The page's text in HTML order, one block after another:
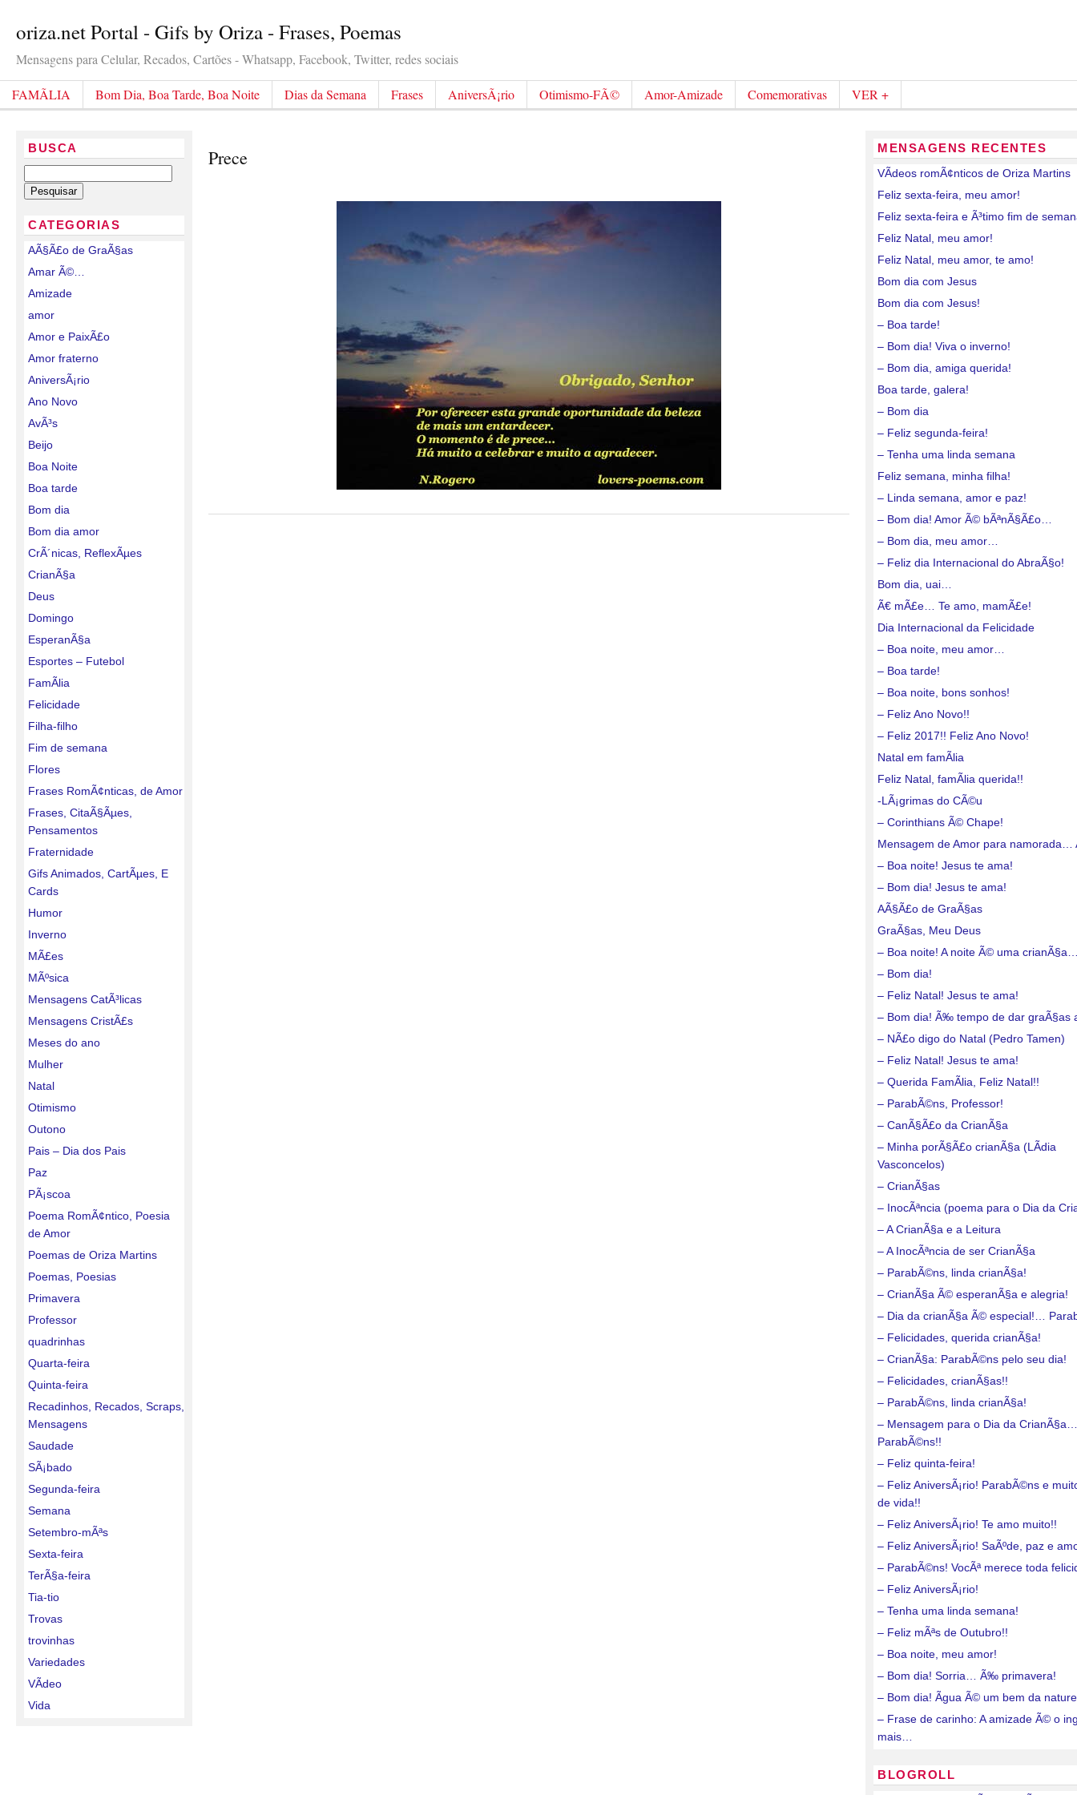
oriza.net Portal - Gifs by Oriza - Frases, Poemas
Mensagens para Celular, Recados, Cartões - Whatsapp, Facebook, Twitter, redes sociais
FAMÃLIA Bom Dia, Boa Tarde, Boa Noite Dias da Semana Frases AniversÃ¡rio Otimismo-FÃ© Amor-Amizade Comemorativas VER +
BUSCA
CATEGORIAS
AÃ§Ã£o de GraÃ§as
Amar Ã©…
Amizade
amor
Amor e PaixÃ£o
Amor fraterno
AniversÃ¡rio
Ano Novo
AvÃ³s
Beijo
Boa Noite
Boa tarde
Bom dia
Bom dia amor
CrÃ´nicas, ReflexÃµes
CrianÃ§a
Deus
Domingo
EsperanÃ§a
Esportes – Futebol
FamÃ­lia
Felicidade
Filha-filho
Fim de semana
Flores
Frases RomÃ¢nticas, de Amor
Frases, CitaÃ§Ãµes,
Pensamentos
Fraternidade
Gifs Animados, CartÃµes, E
Cards
Humor
Inverno
MÃ£es
MÃºsica
Mensagens CatÃ³licas
Mensagens CristÃ£s
Meses do ano
Mulher
Natal
Otimismo
Outono
Pais – Dia dos Pais
Paz
PÃ¡scoa
Poema RomÃ¢ntico, Poesia
de Amor
Poemas de Oriza Martins
Poemas, Poesias
Primavera
Professor
quadrinhas
Quarta-feira
Quinta-feira
Recadinhos, Recados, Scraps,
Mensagens
Saudade
SÃ¡bado
Segunda-feira
Semana
Setembro-mÃªs
Sexta-feira
TerÃ§a-feira
Tia-tio
Trovas
trovinhas
Variedades
VÃ­deo
Vida
Prece MENSAGENS RECENTES
VÃ­deos romÃ¢nticos de Oriza Martins
Feliz sexta-feira, meu amor!
Feliz sexta-feira e Ã³timo fim de
Feliz Natal, meu amor!
Feliz Natal, meu amor, te amo!
Bom dia com Jesus
Bom dia com Jesus!
– Boa tarde!
– Bom dia! Viva o inverno!
– Bom dia, amiga querida!
Boa tarde, galera!
– Bom dia
– Feliz segunda-feira!
– Tenha uma linda semana
Feliz semana, minha filha!
– Linda semana, amor e paz!
– Bom dia! Amor Ã© bÃªnÃ§Ã£o…
– Bom dia, meu amor…
– Feliz dia Internacional do AbraÃ§o!
Bom dia, uai…
Ã€ mÃ£e… Te amo, mamÃ£e!
Dia Internacional da Felicidade
– Boa noite, meu amor…
– Boa tarde!
– Boa noite, bons sonhos!
– Feliz Ano Novo!!
– Feliz 2017!! Feliz Ano Novo!
Natal em famÃ­lia
Feliz Natal, famÃ­lia querida!!
-LÃ¡grimas do CÃ©u
– Corinthians Ã© Chape!
Mensagem de Amor para namorada…
– Boa noite! Jesus te ama!
– Bom dia! Jesus te ama!
AÃ§Ã£o de GraÃ§as
GraÃ§as, Meu Deus
– Boa noite! A noite Ã© uma
– Bom dia!
– Feliz Natal! Jesus te ama!
– Bom dia! Ã‰ tempo de dar graÃ§as
– NÃ£o digo do Natal (Pedro Tamen)
– Feliz Natal! Jesus te ama!
– Querida FamÃ­lia, Feliz Natal!!
– ParabÃ©ns, Professor!
– CanÃ§Ã£o da CrianÃ§a
– Minha porÃ§Ã£o crianÃ§a (LÃ­dia
Vasconcelos)
– CrianÃ§as
– InocÃªncia (poema para o Dia da
– A CrianÃ§a e a Leitura
– A InocÃªncia de ser CrianÃ§a
– ParabÃ©ns, linda crianÃ§a!
– CrianÃ§a Ã© esperanÃ§a e alegria!
– Dia da crianÃ§a Ã© especial!…
– Felicidades, querida crianÃ§a!
– CrianÃ§a: ParabÃ©ns pelo seu dia!
– Felicidades, crianÃ§as!!
– ParabÃ©ns, linda crianÃ§a!
– Mensagem para o Dia da CrianÃ§a…
ParabÃ©ns!!
– Feliz quinta-feira!
– Feliz AniversÃ¡rio! ParabÃ©ns e
de vida!!
– Feliz AniversÃ¡rio! Te amo muito!!
– Feliz AniversÃ¡rio! SaÃºde, paz e
– ParabÃ©ns! VocÃª merece toda
– Feliz AniversÃ¡rio!
– Tenha uma linda semana!
– Feliz mÃªs de Outubro!!
– Boa noite, meu amor!
– Bom dia! Sorria… Ã‰ primavera!
– Bom dia! Ãgua Ã© um bem da
– Frase de carinho: A amizade Ã© o
mais…
BLOGROLL